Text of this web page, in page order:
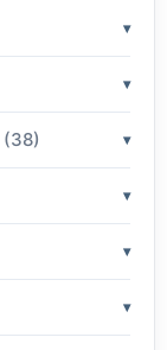
(38)